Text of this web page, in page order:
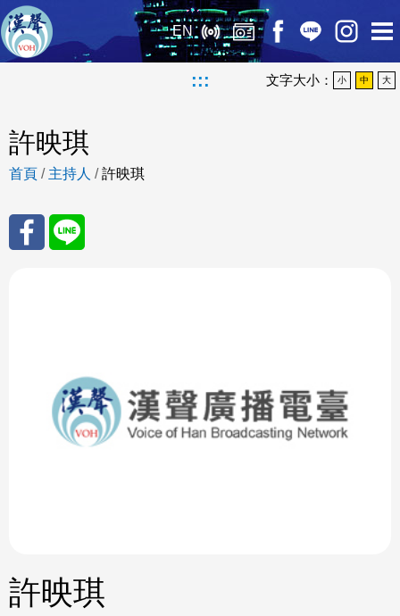
EN
::: 文字大小： 小 中 大
許映琪
首頁 / 主持人 /許映琪
許映琪